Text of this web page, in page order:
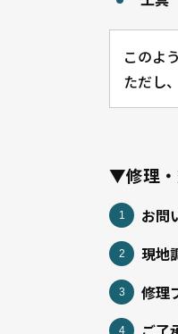
このよ
ただし
▼修理・
お問
現地
修理